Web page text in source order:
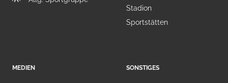
Stadion
Sportstätten
MEDIEN SONSTIGES